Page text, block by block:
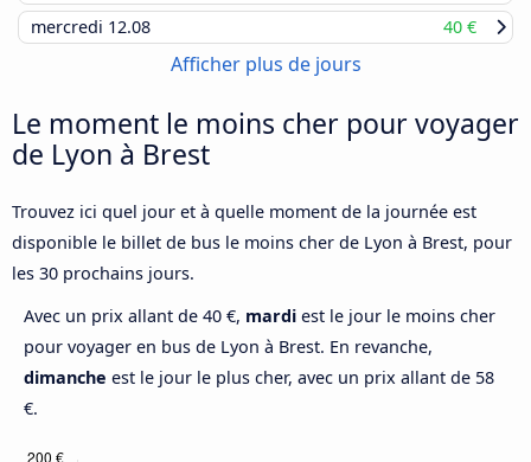
mercredi 12.08 40 €
Afficher plus de jours
Le moment le moins cher pour voyager
de Lyon à Brest
Trouvez ici quel jour et à quelle moment de la journée est
disponible le billet de bus le moins cher de Lyon à Brest, pour
les 30 prochains jours.
Avec un prix allant de 40 €, mardi est le jour le moins cher
pour voyager en bus de Lyon à Brest. En revanche,
dimanche est le jour le plus cher, avec un prix allant de 58
€.